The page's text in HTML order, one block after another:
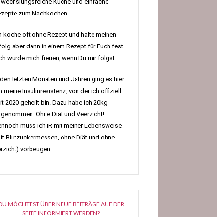
Küche und einfache
zum Nachkochen.
koche oft ohne Rezept und halte meinen
aber dann in einem Rezept für Euch fest.
würde mich freuen, wenn Du mir folgst.
letzten Monaten und Jahren ging es hier
meine Insulinresistenz, von der ich offiziell
2020 geheilt bin. Dazu habe ich 20kg
Ohne Diät und Veerzicht!
muss ich IR mit meiner Lebensweise
Blutzuckermessen, ohne Diät und ohne
vorbeugen.
MÖCHTEST ÜBER NEUE BEITRÄGE AUF DER
SEITE INFORMIERT WERDEN?